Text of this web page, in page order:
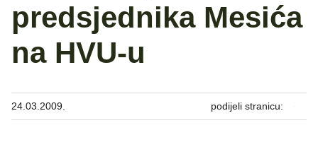
predsjednika Mesića
na HVU-u
24.03.2009. podijeli stranicu: